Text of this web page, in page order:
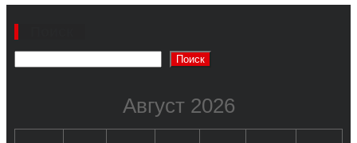
Поиск
Август 2026